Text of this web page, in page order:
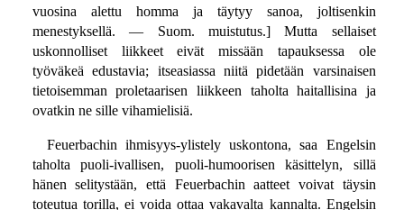
vuosina alettu homma ja täytyy sanoa, joltisenkin
menestyksellä. — Suom. muistutus.] Mutta sellaiset
uskonnolliset liikkeet eivät missään tapauksessa ole
työväkeä edustavia; itseasiassa niitä pidetään varsinaisen
tietoisemman proletaarisen liikkeen taholta haitallisina ja
ovatkin ne sille vihamielisiä.
Feuerbachin ihmisyys-ylistely uskontona, saa Engelsin
taholta puoli-ivallisen, puoli-humoorisen käsittelyn, sillä
hänen selitystään, että Feuerbachin aatteet voivat täysin
toteutua torilla, ei voida ottaa vakavalta kannalta. Engelsin